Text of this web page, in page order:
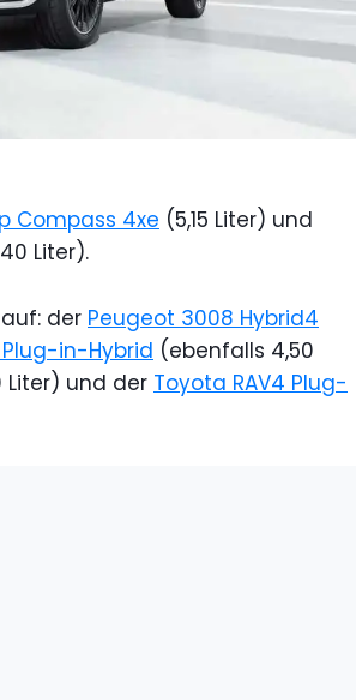
Compass 4xe (5,15 Liter) und
Liter).
der Peugeot 3008 Hybrid4
in-Hybrid (ebenfalls 4,50
Liter) und der Toyota RAV4 Plug-